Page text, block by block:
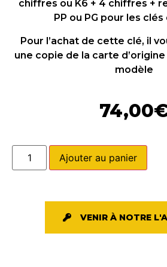
chiffres ou K6 + 4 chiffres +
PP ou PG pour les
Pour l’achat de cette clé, il
une copie de la carte
modèle
74,00
Ajouter au panier
VENIR À NOTRE